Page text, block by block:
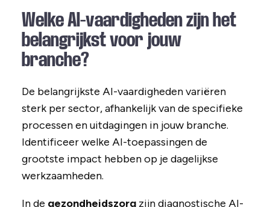
Welke AI-vaardigheden zijn het
belangrijkst voor jouw
branche?
De belangrijkste AI-vaardigheden variëren
sterk per sector, afhankelijk van de specifieke
processen en uitdagingen in jouw branche.
Identificeer welke AI-toepassingen de
grootste impact hebben op je dagelijkse
werkzaamheden.
In de gezondheidszorgzijn diagnostische AI-